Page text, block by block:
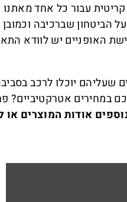
עבור כל אחד
הביטחון שברכיבה
האופניים יש לוודא
שעליהם יוכלו לרכב
במחירים
אודות המוצרים